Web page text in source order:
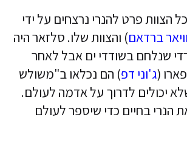
הצוות פרט להנרי נרצחים על ידי
ברדאם) והצוות שלו. סלזאר היה
שנלחם בשודדי ים אבל לאחר
(ג'וני דפ) הם נכלאו ב"משולש
יכולים לדרוך על אדמה לעולם.
הנרי בחיים כדי שיספר לעולם